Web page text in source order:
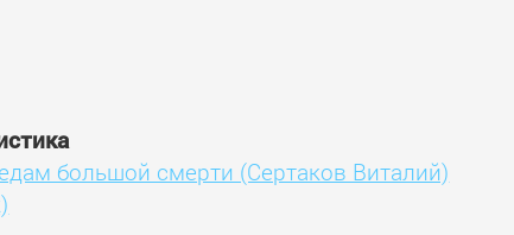
большой смерти (Сертаков Виталий)